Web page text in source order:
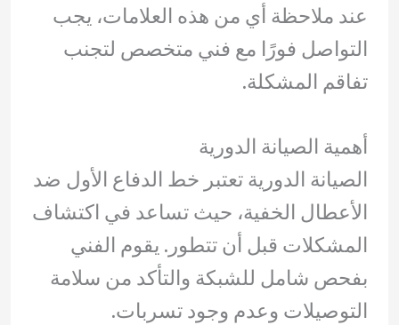
عند ملاحظة أي من هذه العلامات، يجب
التواصل فورًا مع فني متخصص لتجنب
تفاقم المشكلة.
أهمية الصيانة الدورية
الصيانة الدورية تعتبر خط الدفاع الأول ضد
الأعطال الخفية، حيث تساعد في اكتشاف
المشكلات قبل أن تتطور. يقوم الفني
بفحص شامل للشبكة والتأكد من سلامة
التوصيلات وعدم وجود تسربات.